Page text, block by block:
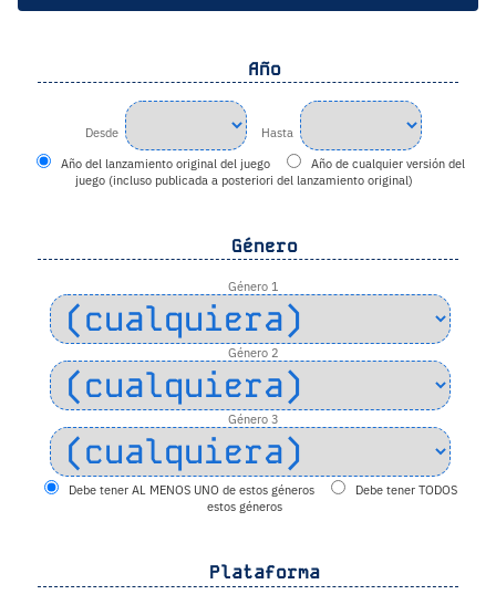
Año
Desde
Hasta
Año del lanzamiento original del juego
Año de cualquier versión del
juego (incluso publicada a posteriori del lanzamiento original)
Género
Género 1
Género 2
Género 3
Debe tener AL MENOS UNO de estos géneros
Debe tener TODOS
estos géneros
Plataforma